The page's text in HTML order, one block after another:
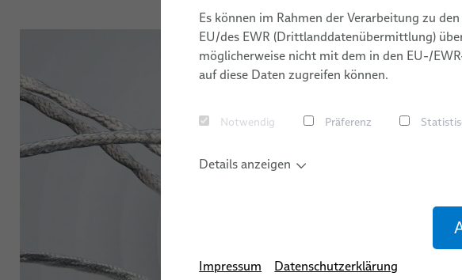
High performance Flach- und Flexkabel
Reinraumkabel
Es können im Rahmen der Verarbeitung zu
EU/des EWR (Drittlanddatenübermittlung)
möglicherweise nicht mit dem in den EU-/
auf diese Daten zugreifen können.
Notwendig Präferenz
Details anzeigen
Impressum Datenschutzerklärung